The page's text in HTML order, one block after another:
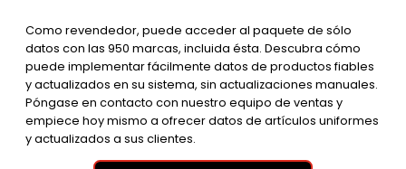
Como revendedor, puede acceder al paquete de sólo
datos con las 950 marcas, incluida ésta. Descubra cómo
puede implementar fácilmente datos de productos fiables
y actualizados en su sistema, sin actualizaciones manuales.
Póngase en contacto con nuestro equipo de ventas y
empiece hoy mismo a ofrecer datos de artículos uniformes
y actualizados a sus clientes.